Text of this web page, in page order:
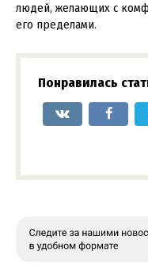
людей, желающих с
его пределами.
Понравилась